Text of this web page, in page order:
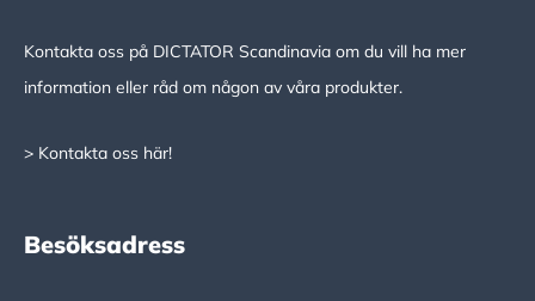
Kontakta oss på DICTATOR Scandinavia om du vill ha mer
information eller råd om någon av våra produkter.
> Kontakta oss här!
Besöksadress